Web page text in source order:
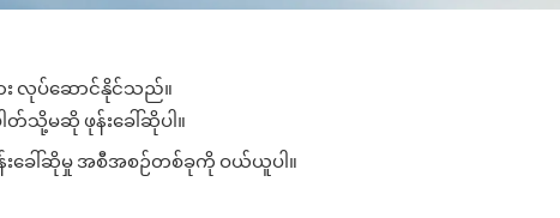
ား လုပ်ဆောင်နိုင်သည်။
တ်သို့မဆို ဖုန်းခေါ်ဆိုပါ။
းခေါ်ဆိုမှု အစီအစဉ်တစ်ခုကို ဝယ်ယူပါ။